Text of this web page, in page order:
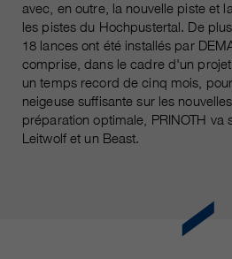
avec, en outre, la nouvelle piste et
les pistes du Hochpustertal. De
18 lances ont été installés par
comprise, dans le cadre d'un
un temps record de cinq mois,
neigeuse suffisante sur les
préparation optimale, PRINOTH va
Leitwolf et un Beast.